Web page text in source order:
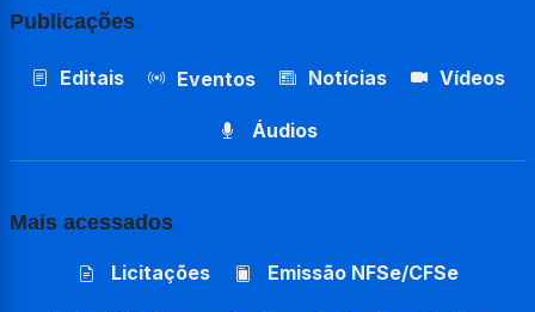
Publicações
Editais Eventos Notícias Vídeos
Áudios
Mais acessados
Licitações Emissão NFSe/CFSe